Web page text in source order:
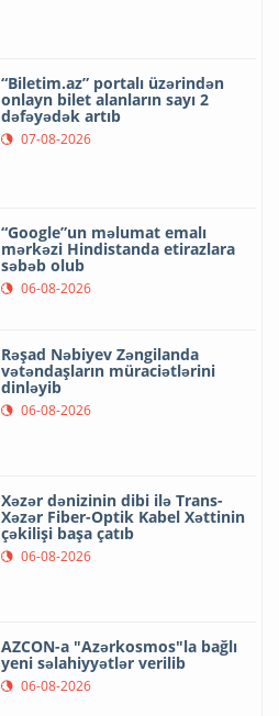
“Biletim.az” portalı üzərindən
onlayn bilet alanların sayı 2
dəfəyədək artıb
07-08-2026
“Google”un məlumat emalı
mərkəzi Hindistanda etirazlara
səbəb olub
06-08-2026
Rəşad Nəbiyev Zəngilanda
vətəndaşların müraciətlərini
dinləyib
06-08-2026
Xəzər dənizinin dibi ilə Trans-
Xəzər Fiber-Optik Kabel Xəttinin
çəkilişi başa çatıb
06-08-2026
AZCON-a "Azərkosmos"la bağlı
yeni səlahiyyətlər verilib
06-08-2026